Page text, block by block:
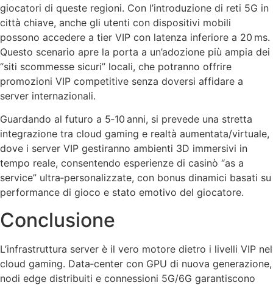
giocatori di queste regioni. Con l’introduzione di reti 5G in
città chiave, anche gli utenti con dispositivi mobili
possono accedere a tier VIP con latenza inferiore a 20 ms.
Questo scenario apre la porta a un’adozione più ampia dei
“siti scommesse sicuri” locali, che potranno offrire
promozioni VIP competitive senza doversi affidare a
server internazionali.
Guardando al futuro a 5‑10 anni, si prevede una stretta
integrazione tra cloud gaming e realtà aumentata/virtuale,
dove i server VIP gestiranno ambienti 3D immersivi in
tempo reale, consentendo esperienze di casinò “as a
service” ultra‑personalizzate, con bonus dinamici basati su
performance di gioco e stato emotivo del giocatore.
Conclusione
L’infrastruttura server è il vero motore dietro i livelli VIP nel
cloud gaming. Data‑center con GPU di nuova generazione,
nodi edge distribuiti e connessioni 5G/6G garantiscono